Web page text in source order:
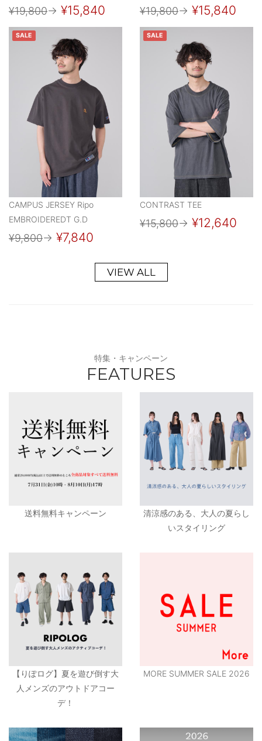
¥19,800→ ¥15,840 ¥19,800→ ¥15,840
SALE
CAMPUS JERSEY Ripo
EMBROIDEREDT G.D
¥9,800→ ¥7,840
SALE
CONTRAST TEE
¥15,800→ ¥12,640
VIEW ALL
特集・キャンペーン
FEATURES
送料無料キャンペーン
清涼感のある、大人の夏らし
いスタイリング
【りぽログ】夏を遊び倒す大
人メンズのアウトドアコー
デ！
MORE SUMMER SALE 2026